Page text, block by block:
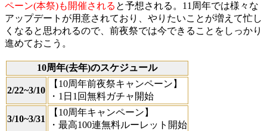
ペーン(本祭)も開催される と予想される。11周年では様々な
アップデートが用意されており、やりたいことが増えて忙し
くなると思われるので、前夜祭では今できることをしっかり
進めておこう。
10周年(去年)のスケジュール
2/22~3/10
【10周年前夜祭キャンペーン】
・1日1回無料ガチャ開始
3/10~3/31
【10周年キャンペーン】
・最高100連無料ルーレット開始